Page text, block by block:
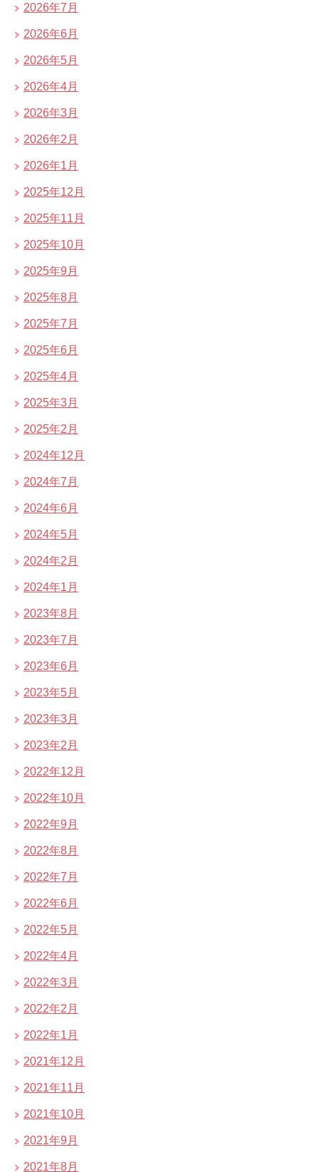
2026年7月
2026年6月
2026年5月
2026年4月
2026年3月
2026年2月
2026年1月
2025年12月
2025年11月
2025年10月
2025年9月
2025年8月
2025年7月
2025年6月
2025年4月
2025年3月
2025年2月
2024年12月
2024年7月
2024年6月
2024年5月
2024年2月
2024年1月
2023年8月
2023年7月
2023年6月
2023年5月
2023年3月
2023年2月
2022年12月
2022年10月
2022年9月
2022年8月
2022年7月
2022年6月
2022年5月
2022年4月
2022年3月
2022年2月
2022年1月
2021年12月
2021年11月
2021年10月
2021年9月
2021年8月